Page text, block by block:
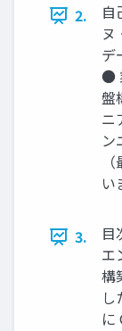
2.
自
ヌ
デ
●
盤
ニ
ン
い
3.
目
エ
構
に